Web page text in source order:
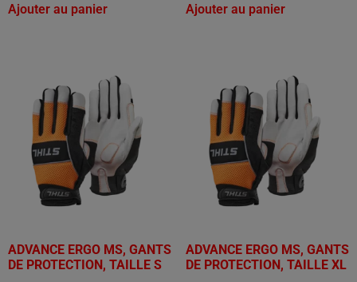
Ajouter au panier Ajouter au panier
ADVANCE ERGO MS, GANTS
DE PROTECTION, TAILLE S
ADVANCE ERGO MS, GANTS
DE PROTECTION, TAILLE XL